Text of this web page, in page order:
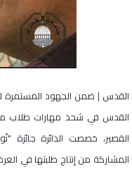
القدس | ضمن الجهود المستمرة
القدس في شحذ مهارات طلاب
القصير، خصصت الدائرة جائزة
المشاركة من إنتاج طلبتها في